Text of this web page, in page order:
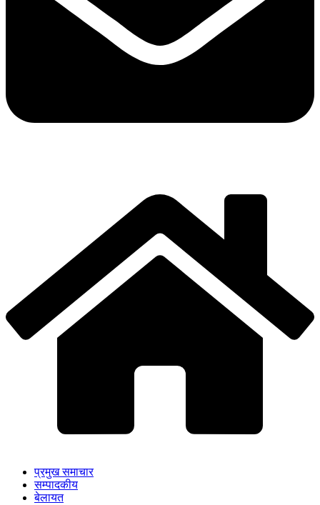
प्रमुख समाचार
सम्पादकीय
बेलायत